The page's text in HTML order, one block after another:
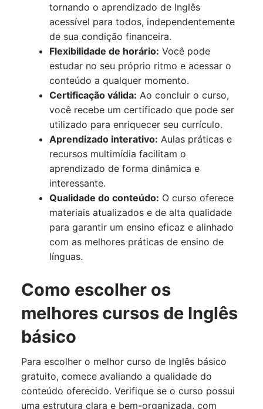
tornando o aprendizado de Inglês
acessível para todos, independentemente
de sua condição financeira.
Flexibilidade de horário: Você pode
estudar no seu próprio ritmo e acessar o
conteúdo a qualquer momento.
Certificação válida: Ao concluir o curso,
você recebe um certificado que pode ser
utilizado para enriquecer seu currículo.
Aprendizado interativo: Aulas práticas e
recursos multimídia facilitam o
aprendizado de forma dinâmica e
interessante.
Qualidade do conteúdo: O curso oferece
materiais atualizados e de alta qualidade
para garantir um ensino eficaz e alinhado
com as melhores práticas de ensino de
línguas.
Como escolher os
melhores cursos de Inglês
básico
Para escolher o melhor curso de Inglês básico
gratuito, comece avaliando a qualidade do
conteúdo oferecido. Verifique se o curso possui
uma estrutura clara e bem-organizada, com